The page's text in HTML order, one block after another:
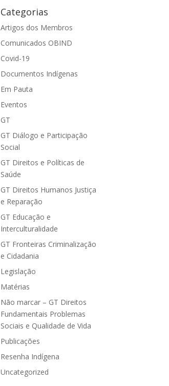
Categorias
Artigos dos Membros
Comunicados OBIND
Covid-19
Documentos Indígenas
Em Pauta
Eventos
GT
GT Diálogo e Participação
Social
GT Direitos e Políticas de
Saúde
GT Direitos Humanos Justiça
e Reparação
GT Educação e
Interculturalidade
GT Fronteiras Criminalização
e Cidadania
Legislação
Matérias
Não marcar – GT Direitos
Fundamentais Problemas
Sociais e Qualidade de Vida
Publicações
Resenha Indígena
Uncategorized